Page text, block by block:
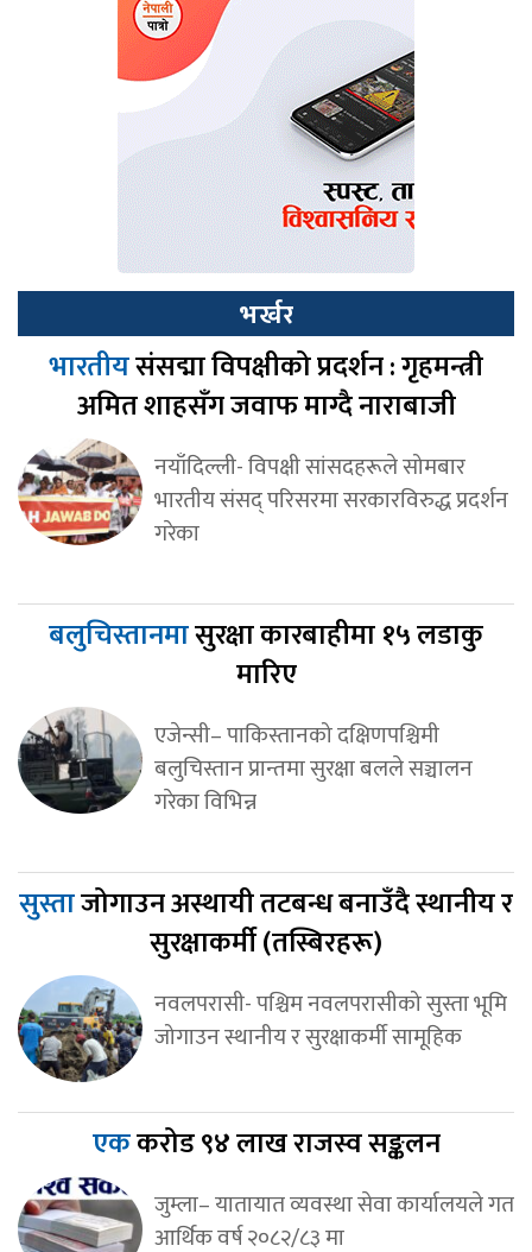
भर्खर
भारतीयसंसद्मा विपक्षीको प्रदर्शन : गृहमन्त्री
अमित शाहसँग जवाफ माग्दै नाराबाजी
नयाँदिल्ली- विपक्षी सांसदहरूले सोमबार
भारतीय संसद् परिसरमा सरकारविरुद्ध प्रदर्शन
गरेका
बलुचिस्तानमासुरक्षा कारबाहीमा १५ लडाकु
मारिए
एजेन्सी– पाकिस्तानको दक्षिणपश्चिमी
बलुचिस्तान प्रान्तमा सुरक्षा बलले सञ्चालन
गरेका विभिन्न
सुस्ताजोगाउन अस्थायी तटबन्ध बनाउँदै स्थानीय र
सुरक्षाकर्मी (तस्बिरहरू)
नवलपरासी- पश्चिम नवलपरासीको सुस्ता भूमि
जोगाउन स्थानीय र सुरक्षाकर्मी सामूहिक
एककरोड ९४ लाख राजस्व सङ्कलन
जुम्ला– यातायात व्यवस्था सेवा कार्यालयले गत
आर्थिक वर्ष २०८२/८३ मा